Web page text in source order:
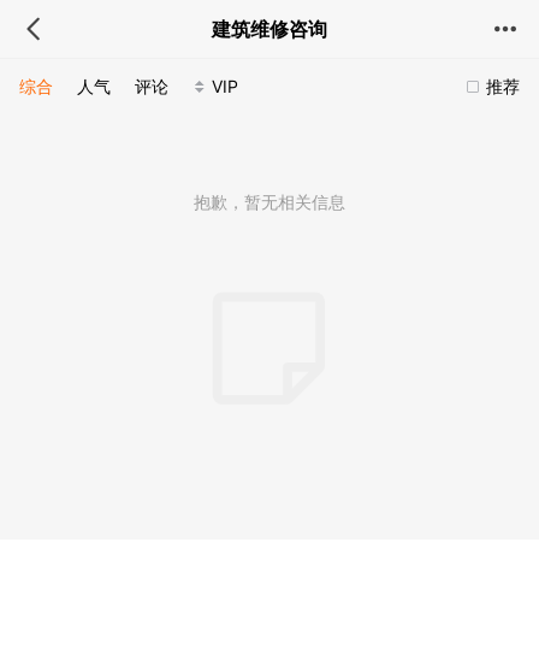
建筑维修咨询
推荐
综合 人气 评论 VIP
抱歉，暂无相关信息